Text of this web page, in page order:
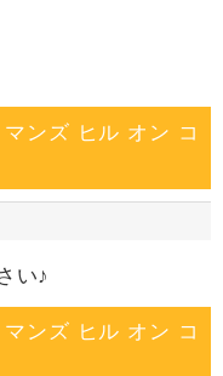
マンズ ヒル オン コ
い♪
マンズ ヒル オン コ